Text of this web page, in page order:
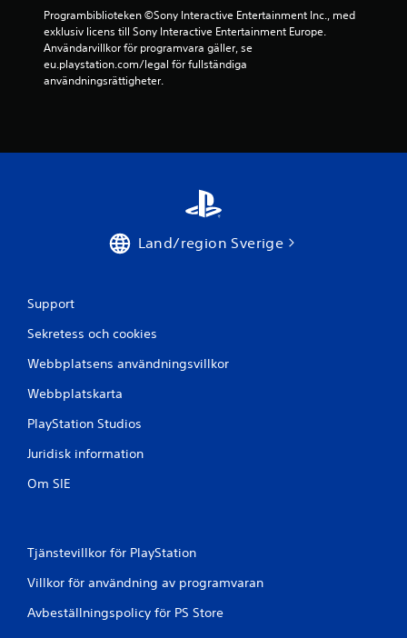
Programbiblioteken ©Sony Interactive Entertainment Inc., med
exklusiv licens till Sony Interactive Entertainment Europe.
Användarvillkor för programvara gäller, se
eu.playstation.com/legal för fullständiga
användningsrättigheter.
Land/region Sverige
Support
Sekretess och cookies
Webbplatsens användningsvillkor
Webbplatskarta
PlayStation Studios
Juridisk information
Om SIE
Tjänstevillkor för PlayStation
Villkor för användning av programvaran
Avbeställningspolicy för PS Store